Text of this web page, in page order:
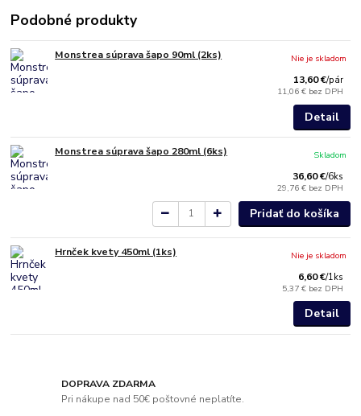
Podobné produkty
Monstrea súprava šapo 90ml (2ks)
13,60 €/pár
11,06 € bez DPH
Nie je skladom
Detail
Monstrea súprava šapo 280ml (6ks)
36,60 €/6ks
29,76 € bez DPH
Skladom
Pridať do košíka
Hrnček kvety 450ml (1ks)
6,60 €/1ks
5,37 € bez DPH
Nie je skladom
Detail
DOPRAVA ZDARMA
Pri nákupe nad 50€ poštovné neplatíte.